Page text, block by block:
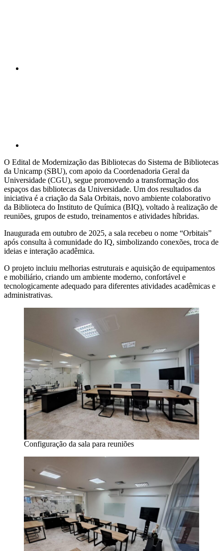
O Edital de Modernização das Bibliotecas do Sistema de Bibliotecas
da Unicamp (SBU), com apoio da Coordenadoria Geral da
Universidade (CGU), segue promovendo a transformação dos
espaços das bibliotecas da Universidade. Um dos resultados da
iniciativa é a criação da Sala Orbitais, novo ambiente colaborativo
da Biblioteca do Instituto de Química (BIQ), voltado à realização de
reuniões, grupos de estudo, treinamentos e atividades híbridas.
Inaugurada em outubro de 2025, a sala recebeu o nome “Orbitais”
após consulta à comunidade do IQ, simbolizando conexões, troca de
ideias e interação acadêmica.
O projeto incluiu melhorias estruturais e aquisição de equipamentos
e mobiliário, criando um ambiente moderno, confortável e
tecnologicamente adequado para diferentes atividades acadêmicas e
administrativas.
Configuração da sala para reuniões